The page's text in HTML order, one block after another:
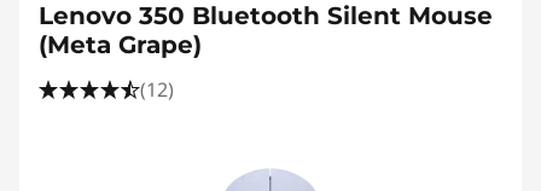
Lenovo 350 Bluetooth Silent Mouse
(Meta Grape)
(12)